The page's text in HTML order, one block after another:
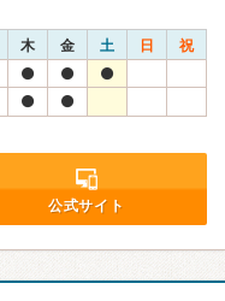
木 金 土 日 祝
公式サイト